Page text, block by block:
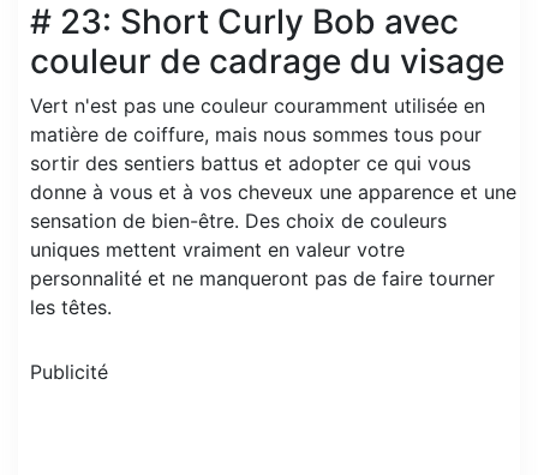
# 23: Short Curly Bob avec
couleur de cadrage du visage
Vert n'est pas une couleur couramment utilisée en
matière de coiffure, mais nous sommes tous pour
sortir des sentiers battus et adopter ce qui vous
donne à vous et à vos cheveux une apparence et une
sensation de bien-être. Des choix de couleurs
uniques mettent vraiment en valeur votre
personnalité et ne manqueront pas de faire tourner
les têtes.
Publicité